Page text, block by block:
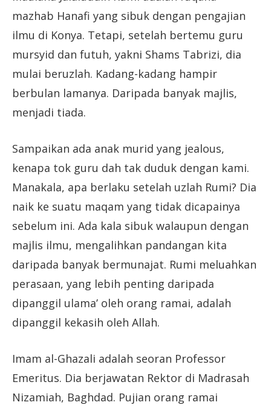
mazhab Hanafi yang sibuk dengan pengajian
ilmu di Konya. Tetapi, setelah bertemu guru
mursyid dan futuh, yakni Shams Tabrizi, dia
mulai beruzlah. Kadang-kadang hampir
berbulan lamanya. Daripada banyak majlis,
menjadi tiada.
Sampaikan ada anak murid yang jealous,
kenapa tok guru dah tak duduk dengan kami.
Manakala, apa berlaku setelah uzlah Rumi? Dia
naik ke suatu maqam yang tidak dicapainya
sebelum ini. Ada kala sibuk walaupun dengan
majlis ilmu, mengalihkan pandangan kita
daripada banyak bermunajat. Rumi meluahkan
perasaan, yang lebih penting daripada
dipanggil ulama’ oleh orang ramai, adalah
dipanggil kekasih oleh Allah.
Imam al-Ghazali adalah seoran Professor
Emeritus. Dia berjawatan Rektor di Madrasah
Nizamiah, Baghdad. Pujian orang ramai